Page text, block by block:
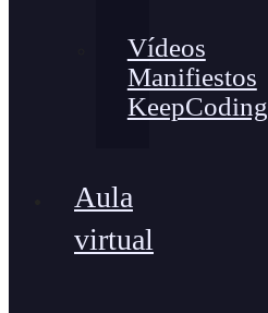
Vídeos
Manifiestos
KeepCoding
Aula
virtual